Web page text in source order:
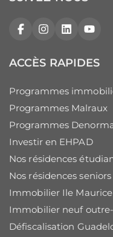
FacebookInstagram
LinkedIn
ACCÈS RAPIDES
Programmes
Programmes Malraux
Programmes
Investir en EHPAD
Nos résidences
Nos résidences seniors
Immobilier Ile Maurice
Immobilier neuf
Défiscalisation